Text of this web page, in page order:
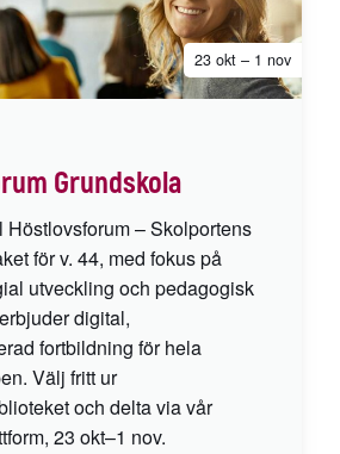
Grundskola
Höstlovsforum – Skolportens
för v. 44, med fokus på
utveckling och pedagogisk
digital,
fortbildning för hela
Välj fritt ur
och delta via vår
23 okt–1 nov.
23 okt – 1 nov